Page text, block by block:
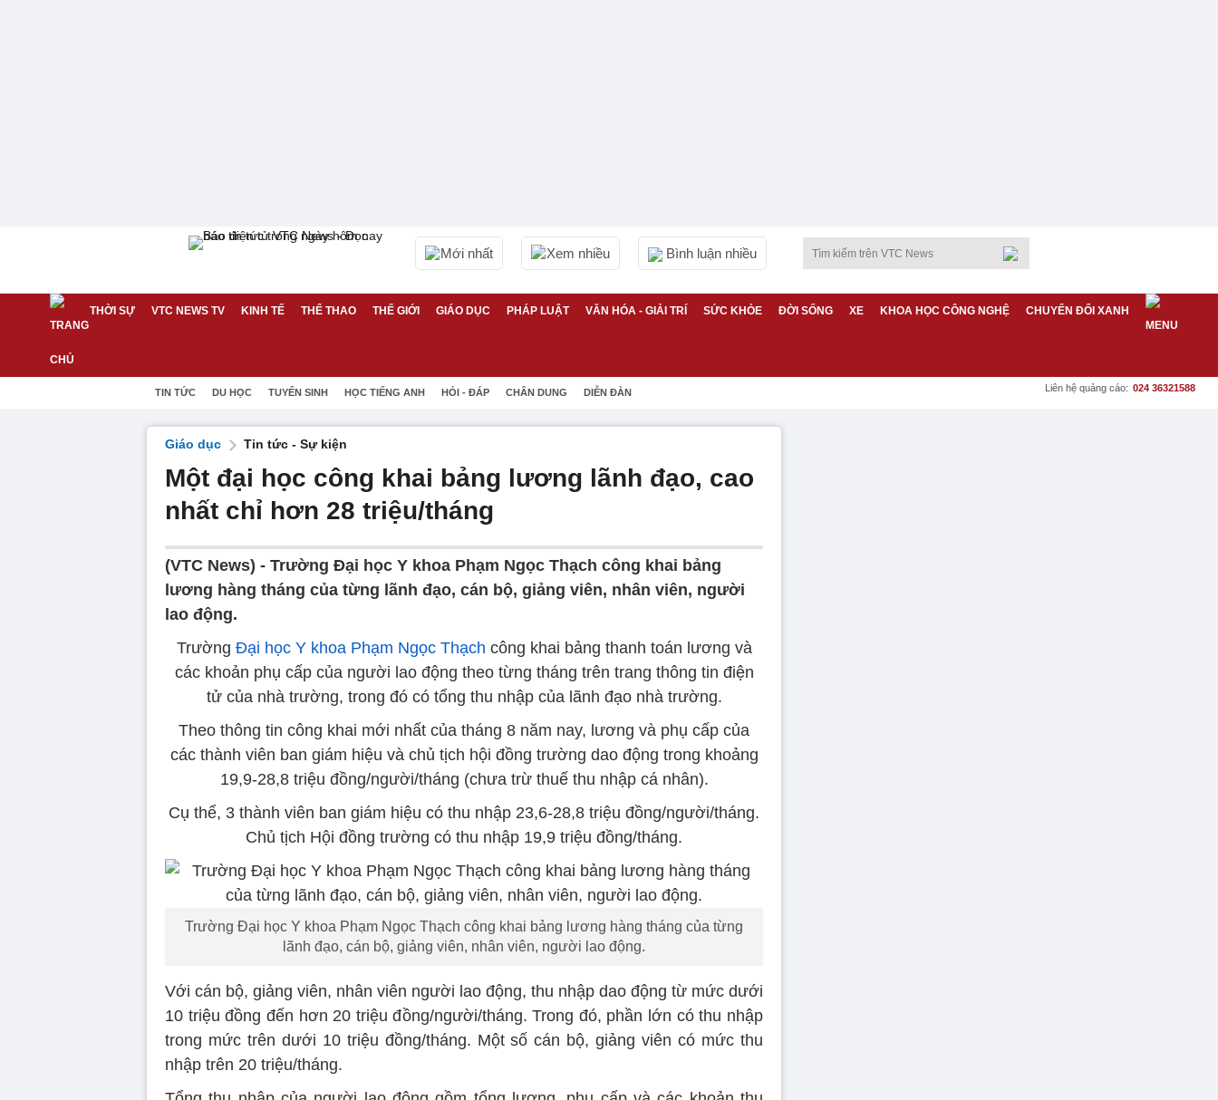
Mới nhất Xem nhiều Bình luận nhiều
THỜI SỰ VTC NEWS TV KINH TẾ THỂ THAO THẾ GIỚI GIÁO DỤC PHÁP LUẬT VĂN HÓA - GIẢI TRÍ SỨC KHỎE ĐỜI SỐNG XE KHOA HỌC CÔNG NGHỆ CHUYỂN ĐỔI XANH
TIN TỨC DU HỌC TUYỂN SINH HỌC TIẾNG ANH HỎI - ĐÁP CHÂN DUNG DIỄN ĐÀN Liên hệ quảng cáo: 024 36321588
Giáo dục Tin tức - Sự kiện
Một đại học công khai bảng lương lãnh đạo, cao
nhất chỉ hơn 28 triệu/tháng
(VTC News) - Trường Đại học Y khoa Phạm Ngọc Thạch công khai bảng
lương hàng tháng của từng lãnh đạo, cán bộ, giảng viên, nhân viên, người
lao động.
Trường Đại học Y khoa Phạm Ngọc Thạch công khai bảng thanh toán lương và
các khoản phụ cấp của người lao động theo từng tháng trên trang thông tin điện
tử của nhà trường, trong đó có tổng thu nhập của lãnh đạo nhà trường.
Theo thông tin công khai mới nhất của tháng 8 năm nay, lương và phụ cấp của
các thành viên ban giám hiệu và chủ tịch hội đồng trường dao động trong khoảng
19,9-28,8 triệu đồng/người/tháng (chưa trừ thuế thu nhập cá nhân).
Cụ thể, 3 thành viên ban giám hiệu có thu nhập 23,6-28,8 triệu đồng/người/tháng.
Chủ tịch Hội đồng trường có thu nhập 19,9 triệu đồng/tháng.
Trường Đại học Y khoa Phạm Ngọc Thạch công khai bảng lương hàng tháng của từng
lãnh đạo, cán bộ, giảng viên, nhân viên, người lao động.
Với cán bộ, giảng viên, nhân viên người lao động, thu nhập dao động từ mức dưới
10 triệu đồng đến hơn 20 triệu đồng/người/tháng. Trong đó, phần lớn có thu nhập
trong mức trên dưới 10 triệu đồng/tháng. Một số cán bộ, giảng viên có mức thu
nhập trên 20 triệu/tháng.